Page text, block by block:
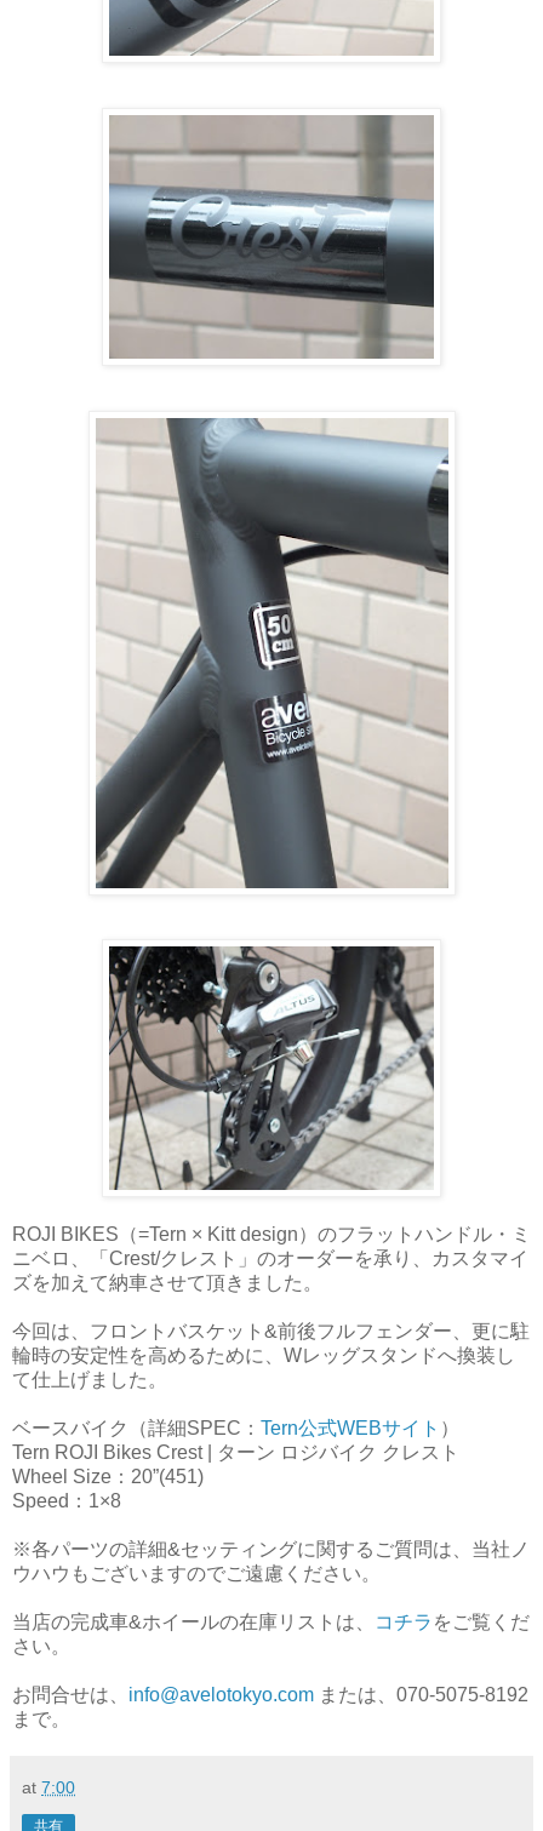
ROJI BIKES（=Tern × Kitt design）のフラットハンドル・ミ
ニベロ、「Crest/クレスト」のオーダーを承り、カスタマイ
ズを加えて納車させて頂きました。
今回は、フロントバスケット&前後フルフェンダー、更に駐
輪時の安定性を高めるために、Wレッグスタンドへ換装し
て仕上げました。
ベースバイク（詳細SPEC： Tern公式WEBサイト ）
Tern ROJI Bikes Crest | ターン ロジバイク クレスト
Wheel Size：20”(451)
Speed：1×8
※各パーツの詳細&セッティングに関するご質問は、当社ノ
ウハウもございますのでご遠慮ください。
当店の完成車&ホイールの在庫リストは、 コチラ をご覧くだ
さい。
お問合せは、 info@avelotokyo.com または、070-5075-8192
まで。
at 7:00
共有